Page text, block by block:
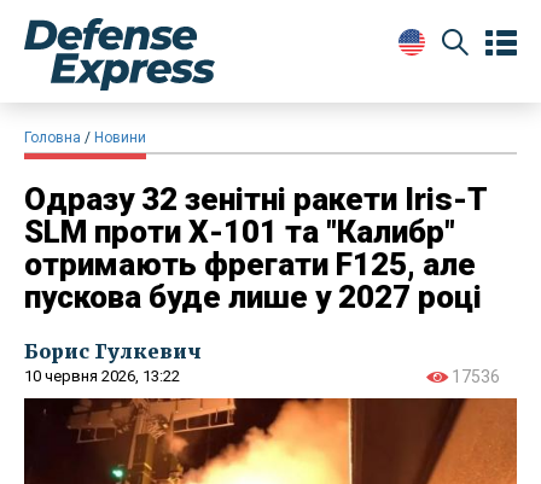
Головна Новини
Одразу 32 зенітні ракети Iris-T
SLM проти Х-101 та "Калибр"
отримають фрегати F125, але
пускова буде лише у 2027 році
Борис Гулкевич
10 червня 2026, 13:22 17536